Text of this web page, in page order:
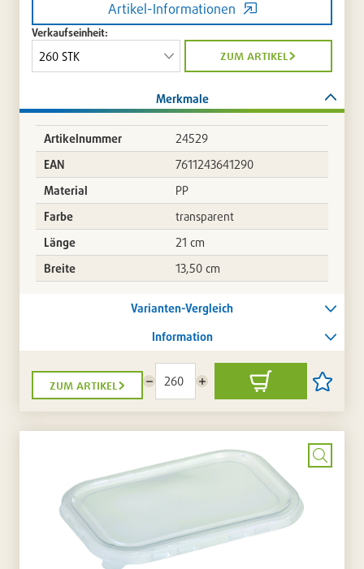
Artikel-Informationen
Verkaufseinheit:
zum artikel
Merkmale
Artikelnummer
24529
EAN
7611243641290
Material
PP
Farbe
transparent
Länge
21 cm
Breite
13,50 cm
Varianten-Vergleich
Information
zum artikel
Menge
reduzieren
Menge
erhöhen
In
den
Artikel
setzen
/
Bild